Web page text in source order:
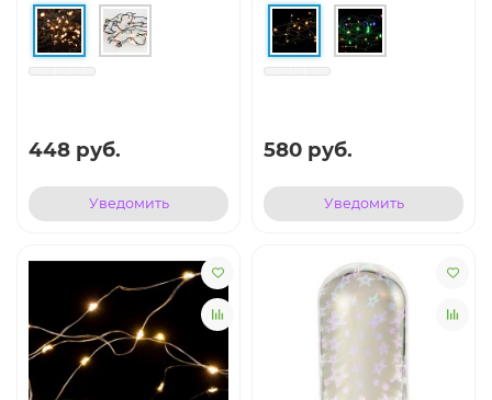
448 руб.
Уведомить
580 руб.
Уведомить